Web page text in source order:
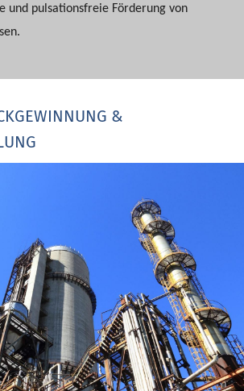
und pulsationsfreie Förderung von
&